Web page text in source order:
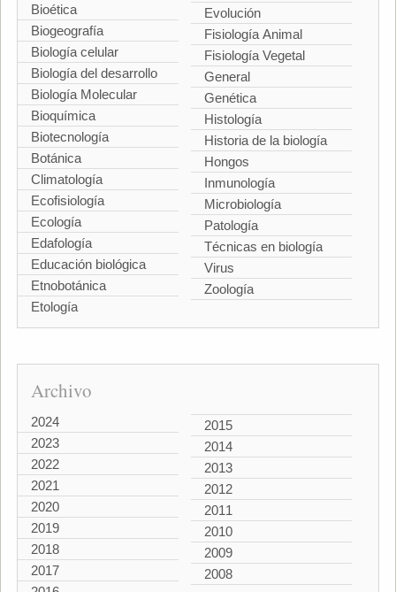
Bioética
Biogeografía
Biología celular
Biología del desarrollo
Biología Molecular
Bioquímica
Biotecnología
Botánica
Climatología
Ecofisiología
Ecología
Edafología
Educación biológica
Etnobotánica
Etología
Evolución
Fisiología Animal
Fisiología Vegetal
General
Genética
Histología
Historia de la biología
Hongos
Inmunología
Microbiología
Patología
Técnicas en biología
Virus
Zoología
Archivo
2024
2023
2022
2021
2020
2019
2018
2017
2015
2014
2013
2012
2011
2010
2009
2008